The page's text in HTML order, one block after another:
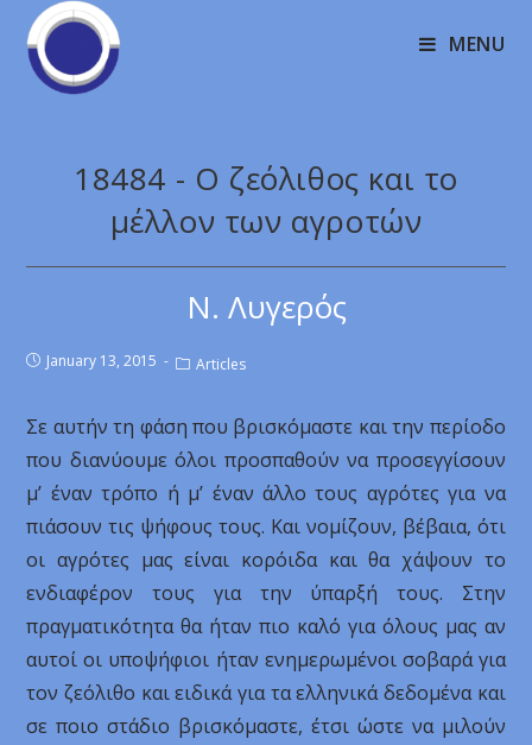
MENU
18484 - Ο ζεόλιθος και το
μέλλον των αγροτών
Ν. Λυγερός
January 13, 2015 Articles
Σε αυτήν τη φάση που βρισκόμαστε και την περίοδο
που διανύουμε όλοι προσπαθούν να προσεγγίσουν
μ’ έναν τρόπο ή μ’ έναν άλλο τους αγρότες για να
πιάσουν τις ψήφους τους. Και νομίζουν, βέβαια, ότι
οι αγρότες μας είναι κορόιδα και θα χάψουν το
ενδιαφέρον τους για την ύπαρξή τους. Στην
πραγματικότητα θα ήταν πιο καλό για όλους μας αν
αυτοί οι υποψήφιοι ήταν ενημερωμένοι σοβαρά για
τον ζεόλιθο και ειδικά για τα ελληνικά δεδομένα και
σε ποιο στάδιο βρισκόμαστε, έτσι ώστε να μιλούν